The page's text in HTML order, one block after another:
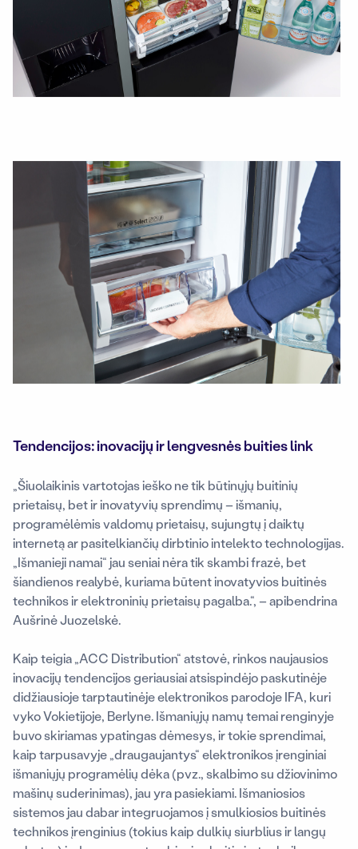
Tendencijos: inovacijų ir lengvesnės buities link
„Šiuolaikinis vartotojas ieško ne tik būtinųjų buitinių
prietaisų, bet ir inovatyvių sprendimų – išmanių,
programėlėmis valdomų prietaisų, sujungtų į daiktų
internetą ar pasitelkiančių dirbtinio intelekto technologijas.
„Išmanieji namai“ jau seniai nėra tik skambi frazė, bet
šiandienos realybė, kuriama būtent inovatyvios buitinės
technikos ir elektroninių prietaisų pagalba.“, – apibendrina
Aušrinė Juozelskė.
Kaip teigia „ACC Distribution“ atstovė, rinkos naujausios
inovacijų tendencijos geriausiai atsispindėjo paskutinėje
didžiausioje tarptautinėje elektronikos parodoje IFA, kuri
vyko Vokietijoje, Berlyne. Išmaniųjų namų temai renginyje
buvo skiriamas ypatingas dėmesys, ir tokie sprendimai,
kaip tarpusavyje „draugaujantys“ elektronikos įrenginiai
išmaniųjų programėlių dėka (pvz., skalbimo su džiovinimo
mašinų suderinimas), jau yra pasiekiami. Išmaniosios
sistemos jau dabar integruojamos į smulkiosios buitinės
technikos įrenginius (tokius kaip dulkių siurblius ir langų